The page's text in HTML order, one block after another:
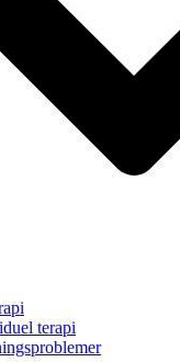
terapi